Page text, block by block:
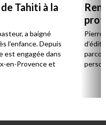
Tahiti à la
a baigné
l’enfance. Depuis
est engagée dans
en-Provence et